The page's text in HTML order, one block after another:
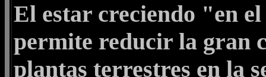
El estar creciendo "en
permite reducir la gran
plantas terrestres en la